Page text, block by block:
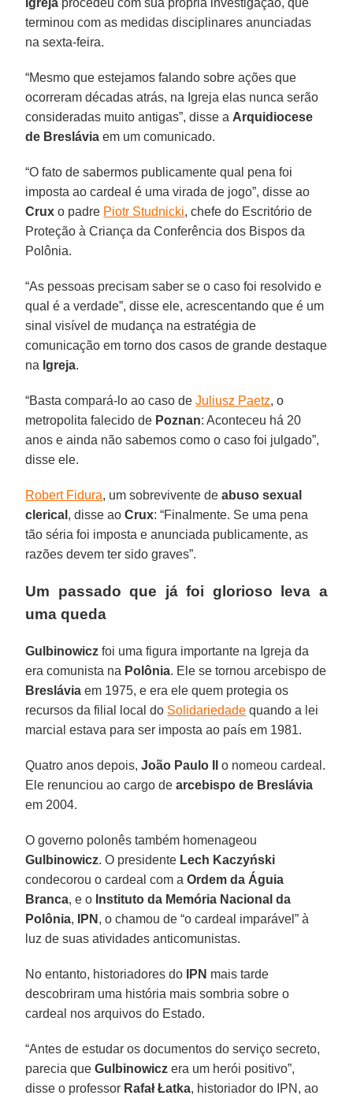
terminou com as medidas disciplinares anunciadas
na sexta-feira.
“Mesmo que estejamos falando sobre ações que
ocorreram décadas atrás, na Igreja elas nunca serão
consideradas muito antigas”, disse a Arquidiocese
de Breslávia em um comunicado.
“O fato de sabermos publicamente qual pena foi
imposta ao cardeal é uma virada de jogo”, disse ao
Crux o padre Piotr Studnicki, chefe do Escritório de
Proteção à Criança da Conferência dos Bispos da
Polônia.
“As pessoas precisam saber se o caso foi resolvido e
qual é a verdade”, disse ele, acrescentando que é um
sinal visível de mudança na estratégia de
comunicação em torno dos casos de grande destaque
na Igreja.
“Basta compará-lo ao caso deJuliusz Paetz, o
metropolita falecido de Poznan: Aconteceu há 20
anos e ainda não sabemos como o caso foi julgado”,
disse ele.
Robert Fidura, um sobrevivente deabuso sexual
clerical , disse aoCrux: “Finalmente. Se uma pena
tão séria foi imposta e anunciada publicamente, as
razões devem ter sido graves”.
Um passado que já foi glorioso leva a
uma queda
Gulbinowicz foi uma figura importante na Igreja da
era comunista na Polônia. Ele se tornou arcebispo de
Breslávia em 1975, e era ele quem protegia os
recursos da filial local do Solidariedade quando a lei
marcial estava para ser imposta ao país em 1981.
Quatro anos depois,João Paulo II
o nomeou cardeal.
Ele renunciou ao cargo dearcebispo de Breslávia
em 2004.
O governo polonês também homenageou
Gulbinowicz. O presidente Lech Kaczyński
condecorou o cardeal com aOrdem da Águia
Branca, e o Instituto da Memória Nacional da
Polônia, IPN , o chamou de “o cardeal imparável” à
luz de suas atividades anticomunistas.
No entanto, historiadores do IPN mais tarde
descobriram uma história mais sombria sobre o
cardeal nos arquivos do Estado.
“Antes de estudar os documentos do serviço secreto,
parecia queGulbinowicz era um herói positivo”,
disse o professor Rafał Łatka, historiador do IPN, ao